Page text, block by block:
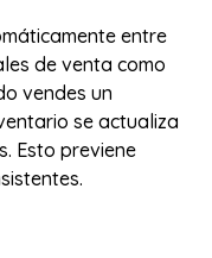
entre
de venta como
vendes un
se actualiza
Esto previene